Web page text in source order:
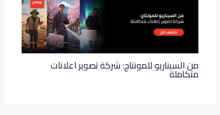
من السيناريو للمونتاج: شركة تصوير اعلانات
متكاملة